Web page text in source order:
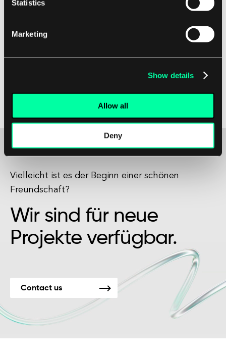
Statistics
Marketing
Show details
Allow all
Deny
Mit der zunehmenden Verbreitung von Cloud-
Technologien werden Cloud-Optimierungstools
Vielleicht ist es der Beginn einer schönen
Freundschaft?
Wir sind für neue
Projekte verfügbar.
Contact us